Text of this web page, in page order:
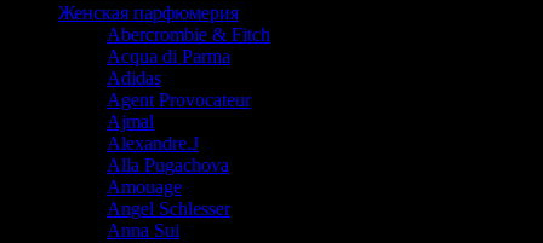
Женская парфюмерия
Abercrombie & Fitch
Acqua di Parma
Adidas
Agent Provocateur
Ajmal
Alexandre.J
Alla Pugachova
Amouage
Angel Schlesser
Anna Sui